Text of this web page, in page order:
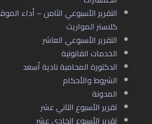
التقرير الأسبوعي الثامن – أداء
كلاستر المواريث
التقرير الأسبوعي العاشر
الخدمات القانونية
الدكتورة المحامية نادية أسعد
الشروط والأحكام
المدونة
تقرير الأسبوع الثاني عشر
تقرير الأسبوع الحادي عشر